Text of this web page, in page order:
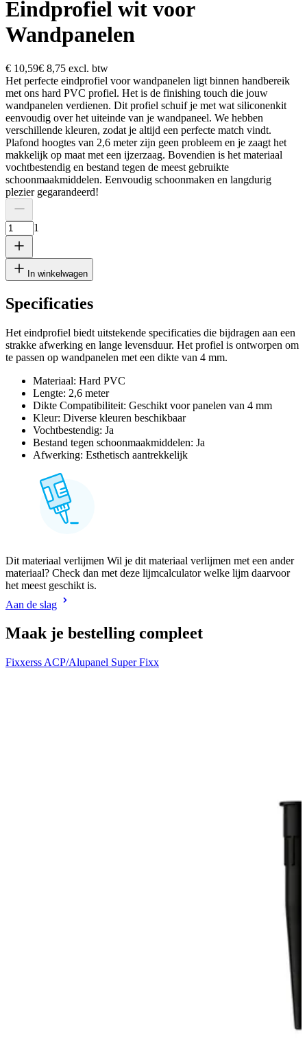
Eindprofiel wit voor
Wandpanelen
€ 10,59€ 8,75 excl. btw
Het perfecte eindprofiel voor wandpanelen ligt binnen handbereik
met ons hard PVC profiel. Het is de finishing touch die jouw
wandpanelen verdienen. Dit profiel schuif je met wat siliconenkit
eenvoudig over het uiteinde van je wandpaneel. We hebben
verschillende kleuren, zodat je altijd een perfecte match vindt.
Plafond hoogtes van 2,6 meter zijn geen probleem en je zaagt het
makkelijk op maat met een ijzerzaag. Bovendien is het materiaal
vochtbestendig en bestand tegen de meest gebruikte
schoonmaakmiddelen. Eenvoudig schoonmaken en langdurig
plezier gegarandeerd!
1
In winkelwagen
Specificaties
Het eindprofiel biedt uitstekende specificaties die bijdragen aan een
strakke afwerking en lange levensduur. Het profiel is ontworpen om
te passen op wandpanelen met een dikte van 4 mm.
Materiaal: Hard PVC
Lengte: 2,6 meter
Dikte Compatibiliteit: Geschikt voor panelen van 4 mm
Kleur: Diverse kleuren beschikbaar
Vochtbestendig: Ja
Bestand tegen schoonmaakmiddelen: Ja
Afwerking: Esthetisch aantrekkelijk
Dit materiaal verlijmen Wil je dit materiaal verlijmen met een ander
materiaal? Check dan met deze lijmcalculator welke lijm daarvoor
het meest geschikt is.
Aan de slag
Maak je bestelling compleet
Fixxerss ACP/Alupanel Super Fixx